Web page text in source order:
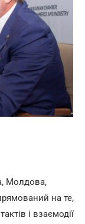
Молдова,
на те,
і взаємодії